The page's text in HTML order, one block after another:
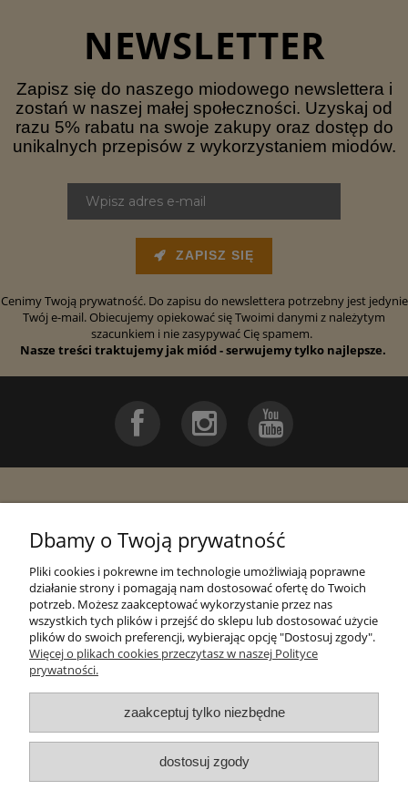
NEWSLETTER
Zapisz się do naszego miodowego newslettera i
zostań w naszej małej społeczności. Uzyskaj od
razu 5% rabatu na swoje zakupy oraz dostęp do
unikalnych przepisów z wykorzystaniem miodów.
ZAPISZ SIĘ
Cenimy Twoją prywatność. Do zapisu do newslettera potrzebny jest jedynie
Twój e-mail. Obiecujemy opiekować się Twoimi danymi z należytym
szacunkiem i nie zasypywać Cię spamem.
Nasze treści traktujemy jak miód - serwujemy tylko najlepsze.
Płatności i dostawa
Informacje
Dbamy o Twoją prywatność
Pliki cookies i pokrewne im technologie umożliwiają poprawne
działanie strony i pomagają nam dostosować ofertę do Twoich
potrzeb. Możesz zaakceptować wykorzystanie przez nas
wszystkich tych plików i przejść do sklepu lub dostosować użycie
plików do swoich preferencji, wybierając opcję "Dostosuj zgody".
Więcej o plikach cookies przeczytasz w naszej Polityce
prywatności.
zaakceptuj tylko niezbędne
dostosuj zgody